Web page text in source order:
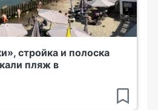
стройка и полоска
пляж в